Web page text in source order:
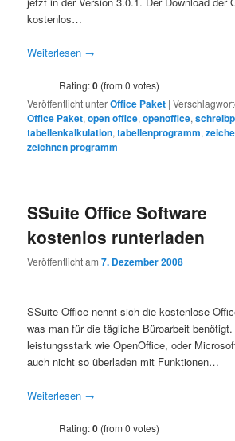
kostenlos…
Weiterlesen →
Rating:0 (from 0 votes)
Veröffentlicht unterOffice Paket |
Office Paket,open office,openoffice,
tabellenkalkulation,tabellenprogramm,
zeichnen programm
SSuite Office Software
kostenlos runterladen
Veröffentlicht am7. Dezember 2008
SSuite Office nennt sich die kostenlose
was man für die tägliche Büroarbeit
leistungsstark wie OpenOffice, oder
auch nicht so überladen mit Funktionen…
Weiterlesen →
Rating:0 (from 0 votes)